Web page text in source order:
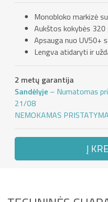
Monobloko markizė
Aukštos kokybės 320
Apsauga nuo UV50+
Lengva atidaryti ir
2 metų garantija
Sandėlyje – Numatomas
21/08
NEMOKAMAS
Į